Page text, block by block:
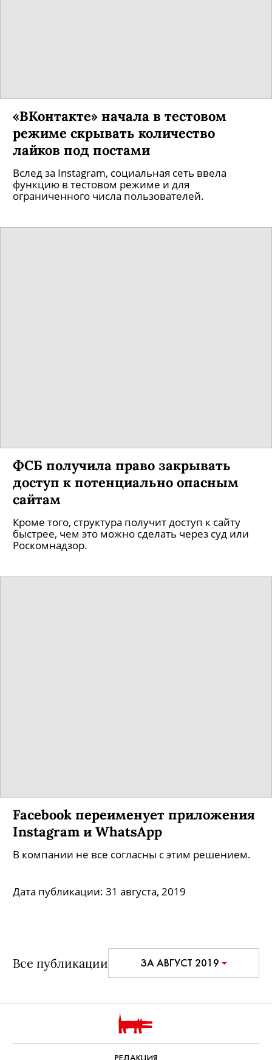
«ВКонтакте» начала в тестовом
режиме скрывать количество
лайков под постами
Вслед за Instagram, социальная сеть ввела
функцию в тестовом режиме и для
ограниченного числа пользователей.
ФСБ получила право закрывать
доступ к потенциально опасным
сайтам
Кроме того, структура получит доступ к сайту
быстрее, чем это можно сделать через суд или
Роскомнадзор.
Facebook переименует приложения
Instagram и WhatsApp
В компании не все согласны с этим решением.
Дата публикации: 31 августа, 2019
Все публикации ЗА АВГУСТ 2019
РЕДАКЦИЯ